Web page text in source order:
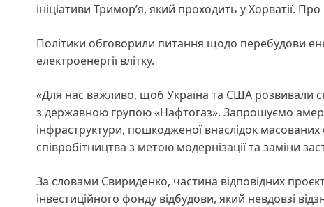
ініціативи Тримор’я, який проходить у Хорватії.
Політики обговорили питання щодо перебудови
електроенергії влітку.
«Для нас важливо, щоб Україна та США розвивали
з державною групою «Нафтогаз». Запрошуємо
інфраструктури, пошкодженої внаслідок
співробітництва з метою модернізації та заміни
За словами Свириденко, частина відповідних
інвестиційного фонду відбудови, який невдовзі